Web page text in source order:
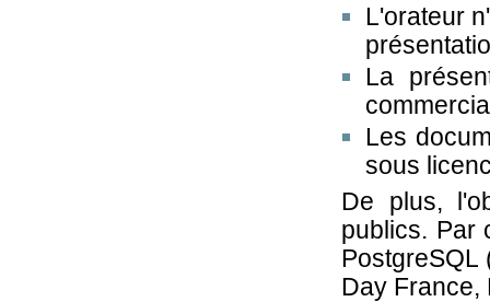
L'orateur
La
Les
sous
De plus,
publics. Par
PostgreSQL
Day France,